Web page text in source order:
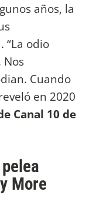
años, la
“La odio
Cuando
en 2020
Canal 10 de
More